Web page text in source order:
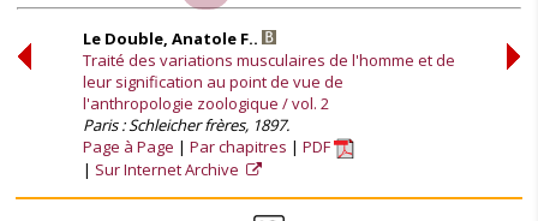
Le Double, Anatole F..
Traité des variations musculaires de l'homme et de
leur signification au point de vue de
l'anthropologie zoologique / vol. 2
Paris : Schleicher frères, 1897.
Page à Page
Par chapitres
PDF
Sur Internet Archive